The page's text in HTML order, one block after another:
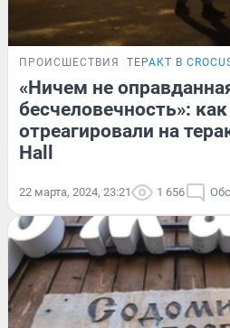
ПРОИСШЕСТВИЯ ТЕРАКТ В
«Ничем не
бесчеловечность»:
отреагировали на
Hall
22 марта, 2024, 23:21 1 656